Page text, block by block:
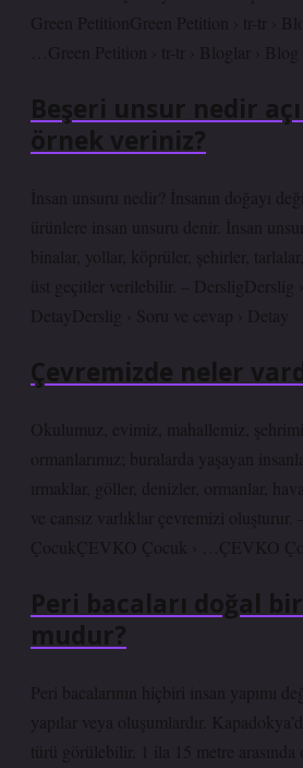
Green PetitionGreen Petition › tr-tr ›
…Green Petition › tr-tr › Bloglar › Blog
Beşeri unsur nedir
örnek veriniz?
İnsan unsuru nedir? İnsanın doğayı
ürünlere insan unsuru denir. İnsan
binalar, yollar, köprüler, şehirler,
üst geçitler verilebilir. – DersligDerslig ›
DetayDerslig › Soru ve cevap › Detay
Çevremizde neler
Okulumuz, evimiz, mahallemiz,
ormanlarımız; buralarda yaşayan
ırmaklar, göller, denizler, ormanlar,
ve cansız varlıklar çevremizi
ÇocukÇEVKO Çocuk › …ÇEVKO
Peri bacaları doğal
mudur?
Peri bacalarının hiçbiri insan yapımı
yapılar veya oluşumlardır.
türü görülebilir. 1 ila 15 metre arasında